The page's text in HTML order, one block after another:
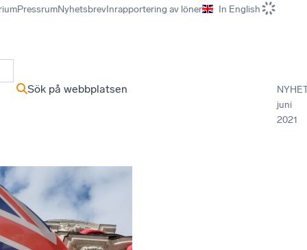
PressrumNyhetsbrevInrapportering av löner In English
Sök på webbplatsen
juni
2021